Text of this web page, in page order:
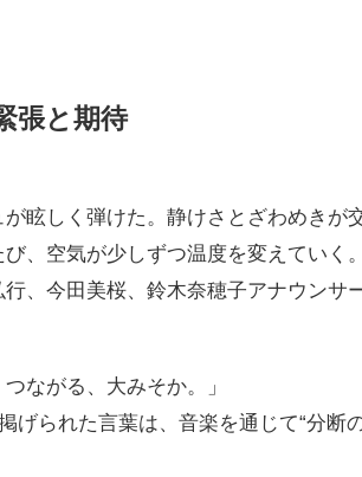
張と期待
眩しく弾けた。静けさとざわめきが
、空気が少しずつ温度を変えていく。
、今田美桜、鈴木奈穂子アナウンサ
ながる、大みそか。」
げられた言葉は、音楽を通じて“分断